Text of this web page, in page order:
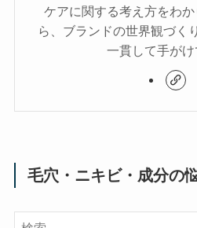
ケアに関する考え方をわ
ら、ブランドの世界観づく
一貫して手がけ
毛穴・ニキビ・成分の